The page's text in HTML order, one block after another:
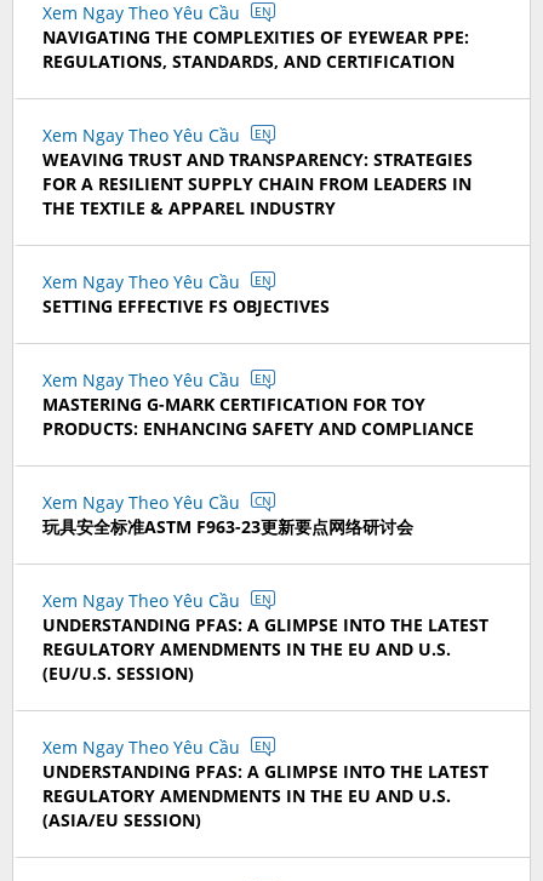
Xem Ngay Theo Yêu Cầu EN
NAVIGATING THE COMPLEXITIES OF EYEWEAR PPE:
REGULATIONS, STANDARDS, AND CERTIFICATION
Xem Ngay Theo Yêu Cầu EN
WEAVING TRUST AND TRANSPARENCY: STRATEGIES
FOR A RESILIENT SUPPLY CHAIN FROM LEADERS IN
THE TEXTILE & APPAREL INDUSTRY
Xem Ngay Theo Yêu Cầu EN
SETTING EFFECTIVE FS OBJECTIVES
Xem Ngay Theo Yêu Cầu EN
MASTERING G-MARK CERTIFICATION FOR TOY
PRODUCTS: ENHANCING SAFETY AND COMPLIANCE
Xem Ngay Theo Yêu Cầu CN
玩具安全标准ASTM F963-23更新要点网络研讨会
Xem Ngay Theo Yêu Cầu EN
UNDERSTANDING PFAS: A GLIMPSE INTO THE LATEST
REGULATORY AMENDMENTS IN THE EU AND U.S.
(EU/U.S. SESSION)
Xem Ngay Theo Yêu Cầu EN
UNDERSTANDING PFAS: A GLIMPSE INTO THE LATEST
REGULATORY AMENDMENTS IN THE EU AND U.S.
(ASIA/EU SESSION)